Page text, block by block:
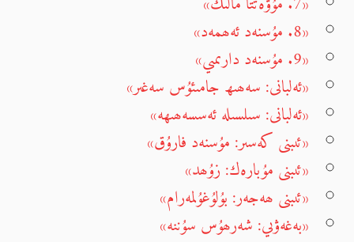
«8. مۇسنەد ئەھمەد»
«9. مۇسنەد دارىمىي»
«ئەلبانى: سەھىھ جامىئۇس سەغىر»
«ئەلبانى: سىلسىلە ئەسسەھىھە»
«ئىبنى كەسىر: مۇسنەد فارۇق»
«ئىبنى مۇبارەك: زۇھد»
«ئىبنى ھەجەر: بۇلۇغۇلمەرام»
«بەغەۋىي: شەرھۇس سۇننە»